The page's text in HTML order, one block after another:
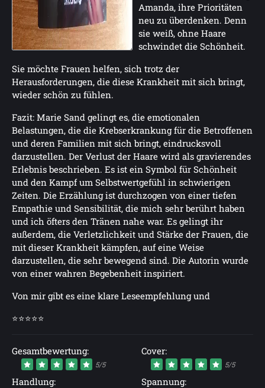
Amanda, ihre Prioritäten
neu zu überdenken. Denn
sie weiß, ohne Haare
schwindet die Schönheit.
Sie möchte Frauen helfen, sich trotz der
Herausforderungen, die diese Krankheit mit sich bringt,
wieder schön zu fühlen.
Fazit: Marie Sand gelingt es, die emotionalen
Belastungen, die die Krebserkrankung für die Betroffenen
und deren Familien mit sich bringt, eindrucksvoll
darzustellen. Der Verlust der Haare wird als gravierendes
Erlebnis beschrieben. Es ist ein Symbol für Schönheit
und den Kampf um Selbstwertgefühl in schwierigen
Zeiten. Die Erzählung ist durchzogen von einer tiefen
Empathie und Sensibilität, die mich sehr berührt haben
und ich öfters den Tränen nahe war. Es gelingt ihr
außerdem, die Verletzlichkeit und Stärke der Frauen, die
mit dieser Krankheit kämpfen, auf eine Weise
darzustellen, die sehr bewegend sind. Die Autorin wurde
von einer wahren Begebenheit inspiriert.
Von mir gibt es eine klare Leseempfehlung und
⭐⭐⭐⭐⭐
Gesamtbewertung:
5/5
Cover:
5/5
Handlung: Spannung: